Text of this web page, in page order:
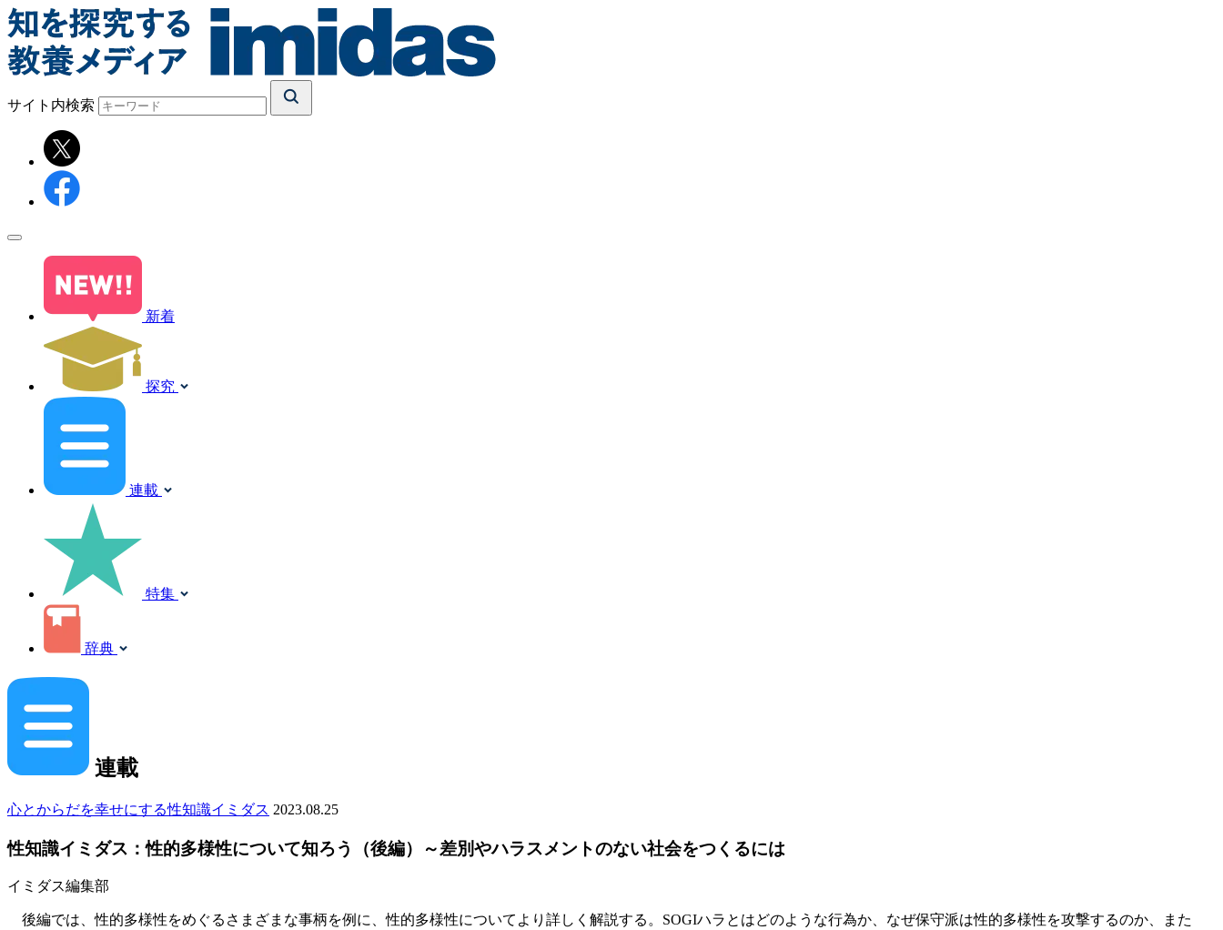
サイト内検索
新着
探究
連載
特集
辞典
連載
心とからだを幸せにする性知識イミダス 2023.08.25
性知識イミダス：性的多様性について知ろう（後編）～差別やハラスメントのない社会をつくるには
イミダス編集部
後編では、性的多様性をめぐるさまざまな事柄を例に、性的多様性についてより詳しく解説する。SOGIハラとはどのような行為か、なぜ保守派は性的多様性を攻撃するのか、また